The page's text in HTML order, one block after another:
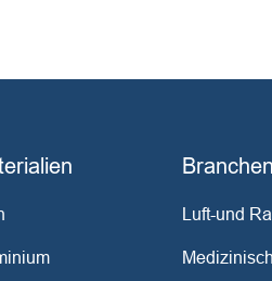
Branchen
Luft-und
Medizinisch